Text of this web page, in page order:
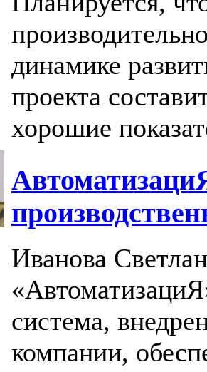
динамике
проекта
хорошие
Иванова
система,
компании,